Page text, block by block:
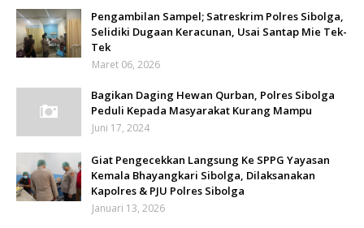
Pengambilan Sampel; Satreskrim Polres Sibolga,
Selidiki Dugaan Keracunan, Usai Santap Mie Tek-
Tek
Maret 06, 2026
Bagikan Daging Hewan Qurban, Polres Sibolga
Peduli Kepada Masyarakat Kurang Mampu
Juni 17, 2024
Giat Pengecekkan Langsung Ke SPPG Yayasan
Kemala Bhayangkari Sibolga, Dilaksanakan
Kapolres & PJU Polres Sibolga
Januari 13, 2026